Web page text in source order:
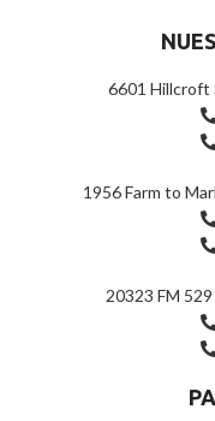
6601 Hillcroft
1956 Farm to
20323 FM